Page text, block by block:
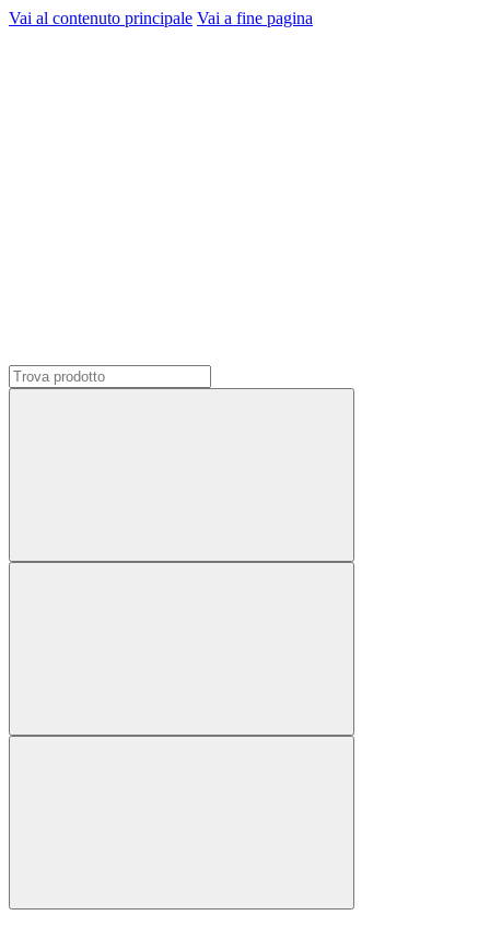
Vai al contenuto principale Vai a fine pagina